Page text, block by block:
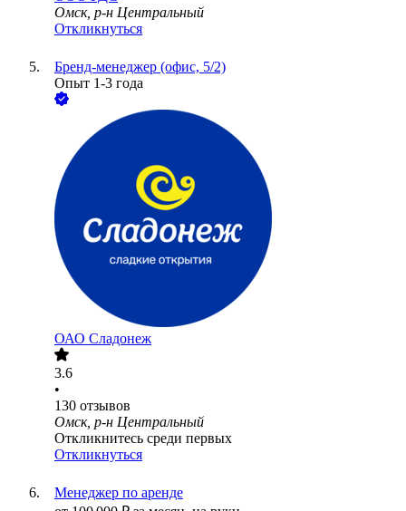
Омск, р-н Центральный
Откликнуться
Бренд-менеджер (офис, 5/2)
Опыт 1-3 года
ОАО Сладонеж
3.6
•
130 отзывов
Омск, р-н Центральный
Откликнитесь среди первых
Откликнуться
Менеджер по аренде